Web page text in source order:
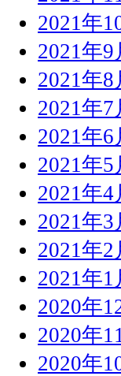
2021年
2021年9
2021年8
2021年7
2021年6
2021年5
2021年4
2021年3
2021年2
2021年1
2020年
2020年
2020年